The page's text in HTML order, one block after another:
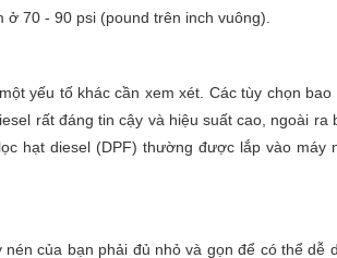
70 - 90 psi (pound trên inch vuông).
yếu tố khác cần xem xét. Các tùy chọn
rất đáng tin cậy và hiệu suất cao, ngoài ra
hạt diesel (DPF) thường được lắp vào máy
của bạn phải đủ nhỏ và gọn để có thể dễ